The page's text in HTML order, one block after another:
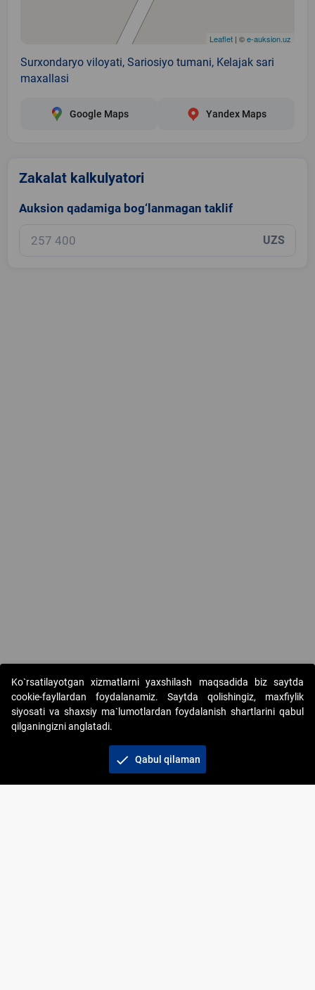
Leaflet | ©e-auksion.uz
Surxondaryo viloyati, Sariosiyo tumani, Kelajak sari
maxallasi
Google Maps Yandex Maps
Zakalat kalkulyatori
Auksion qadamiga bog‘lanmagan taklif
UZS
Copyright © 2017-2026. "Elektron onlayn-auksionlarni
tashkil etish" AJ. Barcha huquqlar himoyalangan
Ko`rsatilayotgan xizmatlarni yaxshilash maqsadida biz saytda
cookie-fayllardan foydalanamiz. Saytda qolishingiz, maxfiylik
siyosati va shaxsiy ma`lumotlardan foydalanish shartlarini qabul
qilganingizni anglatadi.
check Qabul qilaman